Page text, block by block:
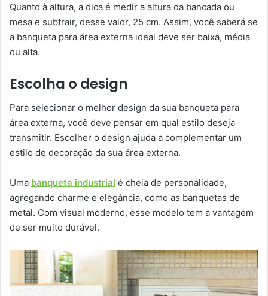
Quanto à altura, a dica é medir a altura da bancada ou
mesa e subtrair, desse valor, 25 cm. Assim, você saberá se
a banqueta para área externa ideal deve ser baixa, média
ou alta.
Escolha o design
Para selecionar o melhor design da sua banqueta para
área externa, você deve pensar em qual estilo deseja
transmitir. Escolher o design ajuda a complementar um
estilo de decoração da sua área externa.
Uma banqueta industrial é cheia de personalidade,
agregando charme e elegância, como as banquetas de
metal. Com visual moderno, esse modelo tem a vantagem
de ser muito durável.